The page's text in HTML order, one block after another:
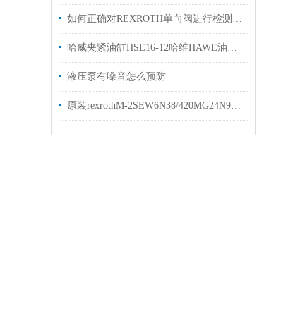
如何正确对REXROTH单向阀进行检测和维修
哈威夹紧油缸HSE16-12哈维HAWE油缸原装出售
液压泵有噪音怎么预防
原装rexrothM-2SEW6N38/420MG24N9K4力士乐油液阀质保一年